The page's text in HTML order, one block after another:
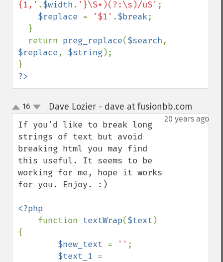
{1,' .$width. '}\S*)(?:\s)/uS' ;
$replace = '$1' .$break;
  return
preg_replace($search
$replace, $string);
?>
up
down
16 Dave Lozier - dave at fusionbb.com
20 years ago
If you'd like to break long
strings of text but avoid
breaking html you may find
this useful. It seems to be
working for me, hope it works
for you. Enjoy. :)
<?php
function textWrap($text )
{
$new_text = '' ;
$text_1